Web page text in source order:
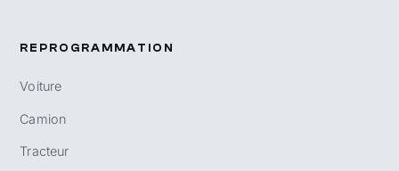
REPROGRAMMATION
Voiture
Camion
Tracteur